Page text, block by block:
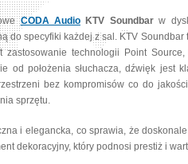
CODA AudioKTV Soundbarw
do specyfiki każdej z sal. KTV
technologii Point
od położenia słuchacza, dźwięk jest
bez kompromisów co do
sprzętu.
i elegancka, co sprawia, że
dekoracyjny, który podnosi prestiż i